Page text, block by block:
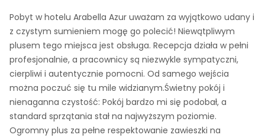
Pobyt w hotelu Arabella Azur uważam za wyjątkowo udany i
z czystym sumieniem mogę go polecić! Niewątpliwym
plusem tego miejsca jest obsługa. Recepcja działa w pełni
profesjonalnie, a pracownicy są niezwykle sympatyczni,
cierpliwi i autentycznie pomocni. Od samego wejścia
można poczuć się tu mile widzianym. ​Świetny pokój i
nienaganna czystość: Pokój bardzo mi się podobał, a
standard sprzątania stał na najwyższym poziomie.
Ogromny plus za pełne respektowanie zawieszki na